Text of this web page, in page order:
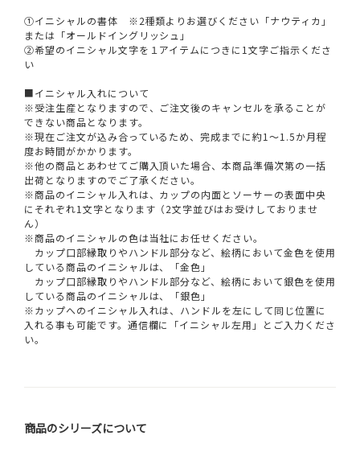
①イニシャルの書体 ※2種類よりお選びください「ナウティカ」
または「オールドイングリッシュ」
②希望のイニシャル文字を１アイテムにつきに1文字ご指示くださ
い
■イニシャル入れについて
※受注生産となりますので、ご注文後のキャンセルを承ることが
できない商品となります。
※現在ご注文が込み合っているため、完成までに約1～1.5か月程
度お時間がかかります。
※他の商品とあわせてご購入頂いた場合、本商品準備次第の一括
出荷となりますのでご了承ください。
※商品のイニシャル入れは、カップの内面とソーサーの表面中央
にそれぞれ1文字となります（2文字並びはお受けしておりませ
ん）
※商品のイニシャルの色は当社にお任せください。
カップ口部縁取りやハンドル部分など、絵柄において金色を使用
している商品のイニシャルは、「金色」
カップ口部縁取りやハンドル部分など、絵柄において銀色を使用
している商品のイニシャルは、「銀色」
※カップへのイニシャル入れは、ハンドルを左にして同じ位置に
入れる事も可能です。通信欄に「イニシャル左用」とご入力くださ
い。
商品のシリーズについて